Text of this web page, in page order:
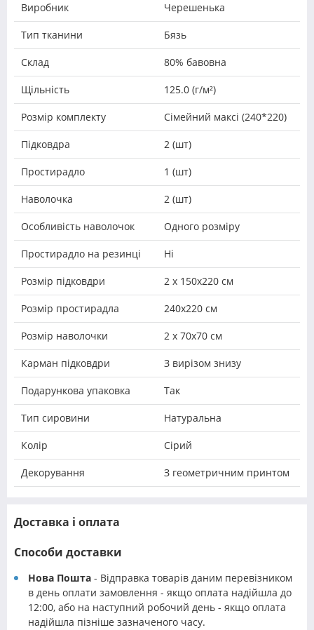
Виробник Черешенька
Тип тканини Бязь
Склад 80% бавовна
Щільність 125.0 (г/м²)
Розмір комплекту Сімейний максі (240*220)
Підковдра 2 (шт)
Простирадло 1 (шт)
Наволочка 2 (шт)
Особливість наволочок Одного розміру
Простирадло на резинці Ні
Розмір підковдри 2 х 150х220 см
Розмір простирадла 240х220 см
Розмір наволочки 2 х 70х70 см
Карман підковдри З вирізом знизу
Подарункова упаковка Так
Тип сировини Натуральна
Колір Сірий
Декорування З геометричним принтом
Доставка і оплата
Способи доставки
Нова Пошта - Відправка товарів даним перевізником
в день оплати замовлення - якщо оплата надійшла до
12:00, або на наступний робочий день - якщо оплата
надійшла пізніше зазначеного часу.